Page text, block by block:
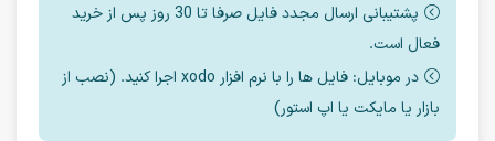
پشتیبانی ارسال مجدد فایل صرفا تا 30 روز پس از خرید
فعال است.
در موبایل: فایل ها را با نرم افزار xodo اجرا کنید. (نصب از
بازار یا مایکت یا اپ استور)